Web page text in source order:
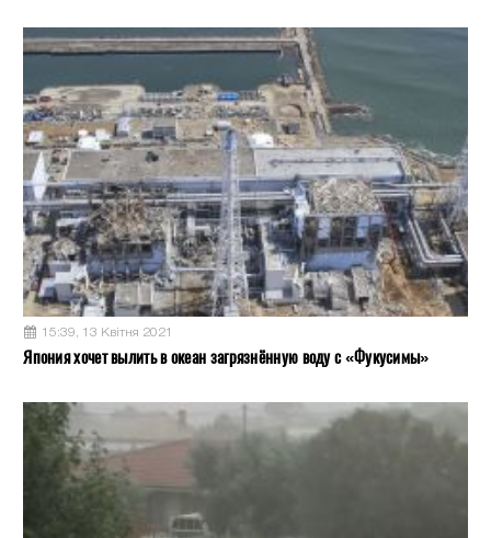
15:39, 13 Квітня 2021
Япония хочет вылить в океан загрязнённую воду с «Фукусимы»